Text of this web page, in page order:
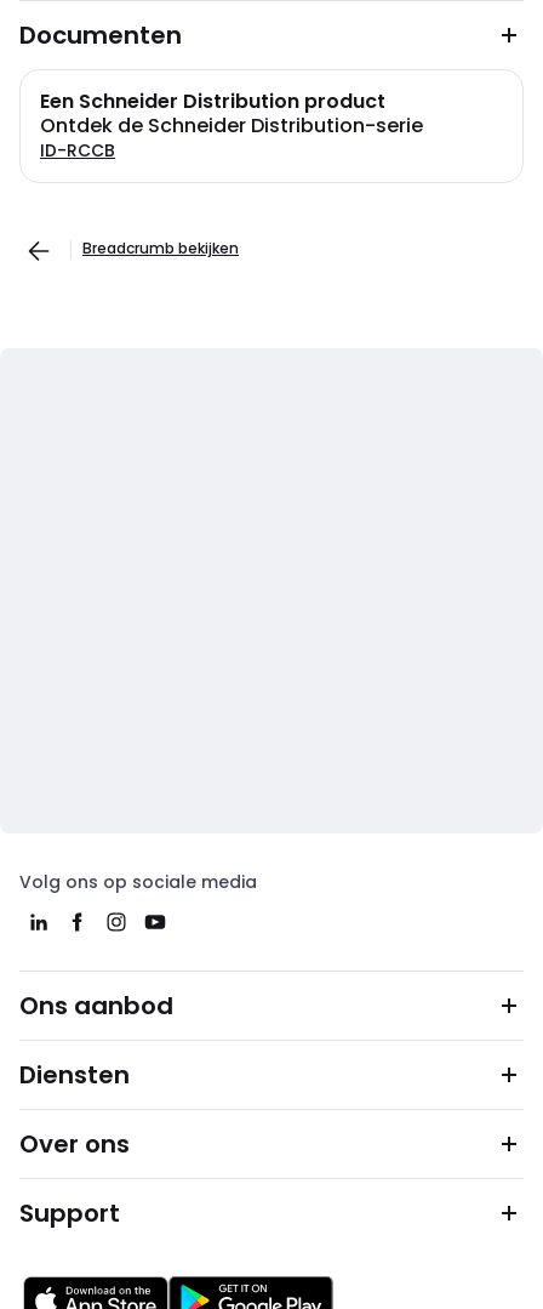
Documenten
Een Schneider Distribution product
Ontdek de Schneider Distribution-serie
ID-RCCB
Breadcrumb bekijken
Volg ons op sociale media
Ons aanbod
Diensten
Over ons
Support